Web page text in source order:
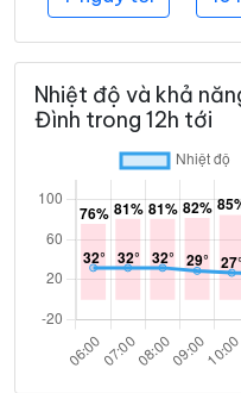
Nhiệt độ và khả
Đình trong 12h tới